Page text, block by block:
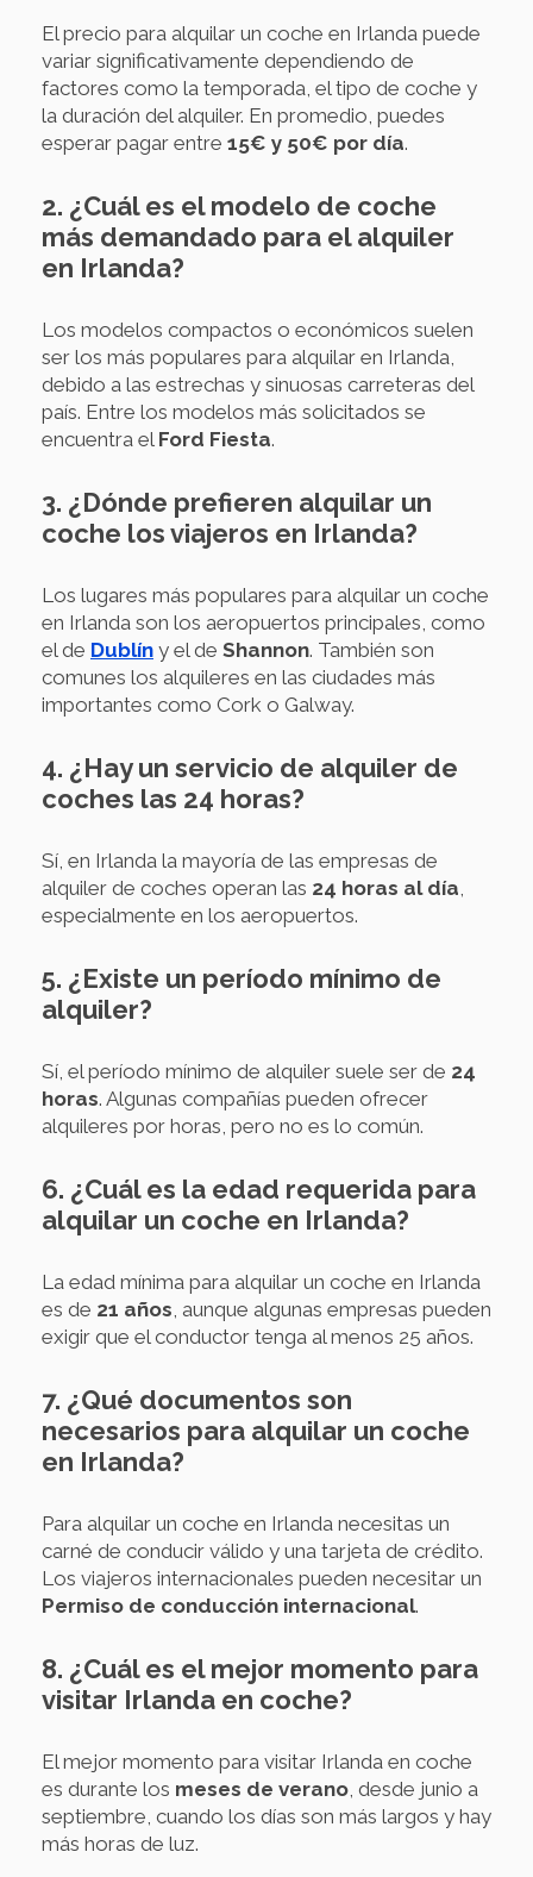
El precio para alquilar un coche en Irlanda puede
variar significativamente dependiendo de
factores como la temporada, el tipo de coche y
la duración del alquiler. En promedio, puedes
esperar pagar entre 15€ y 50€ por día.
2. ¿Cuál es el modelo de coche
más demandado para el alquiler
en Irlanda?
Los modelos compactos o económicos suelen
ser los más populares para alquilar en Irlanda,
debido a las estrechas y sinuosas carreteras del
país. Entre los modelos más solicitados se
encuentra el Ford Fiesta.
3. ¿Dónde prefieren alquilar un
coche los viajeros en Irlanda?
Los lugares más populares para alquilar un coche
en Irlanda son los aeropuertos principales, como
el de Dublín y el de Shannon. También son
comunes los alquileres en las ciudades más
importantes como Cork o Galway.
4. ¿Hay un servicio de alquiler de
coches las 24 horas?
Sí, en Irlanda la mayoría de las empresas de
alquiler de coches operan las 24 horas al día
especialmente en los aeropuertos.
5. ¿Existe un período mínimo de
alquiler?
Sí, el período mínimo de alquiler suele ser de 24
horas. Algunas compañías pueden ofrecer
alquileres por horas, pero no es lo común.
6. ¿Cuál es la edad requerida para
alquilar un coche en Irlanda?
La edad mínima para alquilar un coche en Irlanda
es de 21 años , aunque algunas empresas pueden
exigir que el conductor tenga al menos 25 años.
7. ¿Qué documentos son
necesarios para alquilar un coche
en Irlanda?
Para alquilar un coche en Irlanda necesitas un
carné de conducir válido y una tarjeta de crédito.
Los viajeros internacionales pueden necesitar un
Permiso de conducción internacional.
8. ¿Cuál es el mejor momento para
visitar Irlanda en coche?
El mejor momento para visitar Irlanda en coche
es durante los meses de verano , desde junio a
septiembre, cuando los días son más largos y hay
más horas de luz.